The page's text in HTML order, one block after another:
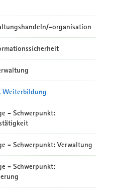
organisation
Weiterbildung
- Schwerpunkt:
- Schwerpunkt: Verwaltung
- Schwerpunkt: